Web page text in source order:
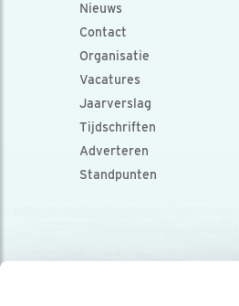
Nieuws
Contact
Organisatie
Vacatures
Jaarverslag
Tijdschriften
Adverteren
Standpunten